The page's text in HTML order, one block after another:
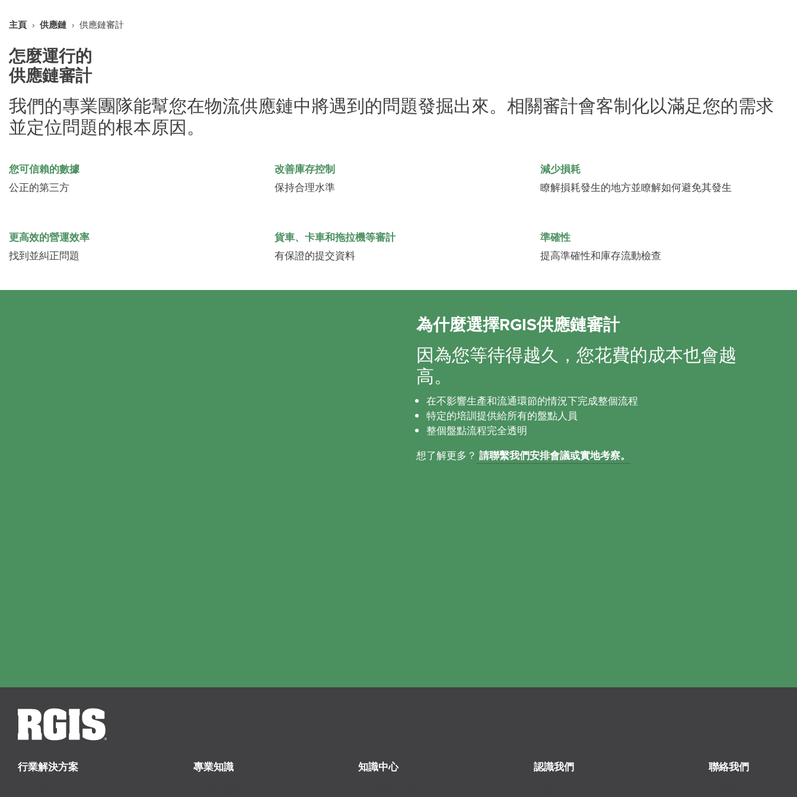
主頁 › 供應鏈 › 供應鏈審計
怎麼運行的
供應鏈審計
我們的專業團隊能幫您在物流供應鏈中將遇到的問題發掘出來。相關審計會客制化以滿足您的需求
並定位問題的根本原因。
您可信賴的數據
公正的第三方
改善庫存控制
保持合理水準
減少損耗
瞭解損耗發生的地方並瞭解如何避免其發生
更高效的營運效率
找到並糾正問題
貨車、卡車和拖拉機等審計
有保證的提交資料
準確性
提高準確性和庫存流動檢查
為什麼選擇RGIS供應鏈審計
因為您等待得越久，您花費的成本也會越
高。
在不影響生產和流通環節的情況下完成整個流程
特定的培訓提供給所有的盤點人員
整個盤點流程完全透明
想了解更多？ 請聯繫我們安排會議或實地考察。​
行業解決方案
專業知識
知識中心
認識我們
聯絡我們